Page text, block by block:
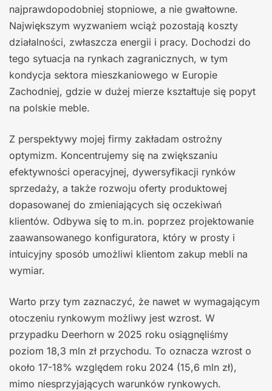
najprawdopodobniej stopniowe, a nie gwałtowne.
Największym wyzwaniem wciąż pozostają koszty
działalności, zwłaszcza energii i pracy. Dochodzi do
tego sytuacja na rynkach zagranicznych, w tym
kondycja sektora mieszkaniowego w Europie
Zachodniej, gdzie w dużej mierze kształtuje się popyt
na polskie meble.
Z perspektywy mojej firmy zakładam ostrożny
optymizm. Koncentrujemy się na zwiększaniu
efektywności operacyjnej, dywersyfikacji rynków
sprzedaży, a także rozwoju oferty produktowej
dopasowanej do zmieniających się oczekiwań
klientów. Odbywa się to m.in. poprzez projektowanie
zaawansowanego konfiguratora, który w prosty i
intuicyjny sposób umożliwi klientom zakup mebli na
wymiar.
Warto przy tym zaznaczyć, że nawet w wymagającym
otoczeniu rynkowym możliwy jest wzrost. W
przypadku Deerhorn w 2025 roku osiągnęliśmy
poziom 18,3 mln zł przychodu. To oznacza wzrost o
około 17-18% względem roku 2024 (15,6 mln zł),
mimo niesprzyjających warunków rynkowych.